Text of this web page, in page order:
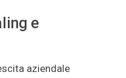
e
aziendale